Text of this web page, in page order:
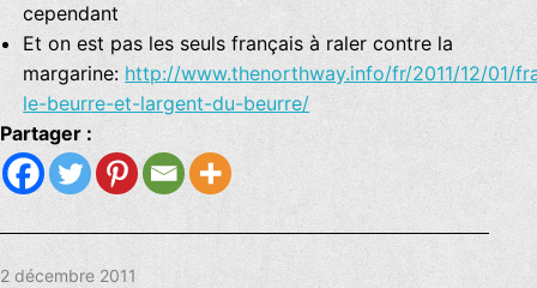
cependant
Et on est pas les seuls français à raler contre la
margarine: http://www.thenorthway.info/fr/2011/12/01/
le-beurre-et-largent-du-beurre/
Partager :
Publié
2 décembre 2011